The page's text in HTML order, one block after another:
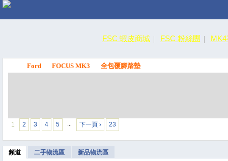
FSC 蝦皮商城 FSC 粉絲團
Ford FOCUS MK3 全包覆腳踏墊
1 2 3 4 5 … 下一頁 › 23
頻道 二手物流區 新品物流區